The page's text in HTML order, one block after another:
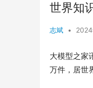
世界知
志斌 •
大模型之家
万件，居世